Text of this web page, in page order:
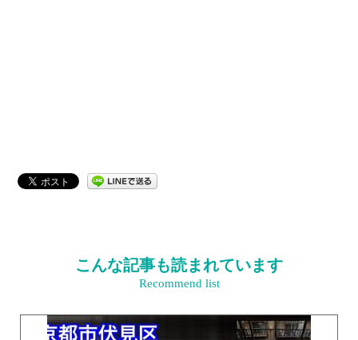
こんな記事も読まれています
Recommend list